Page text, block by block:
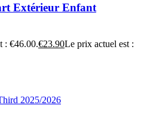
Extérieur Enfant
: €46.00.€23.90Le prix actuel est :